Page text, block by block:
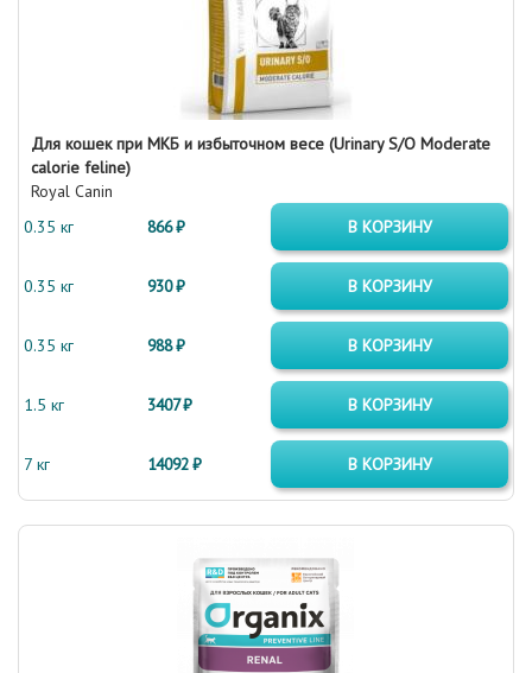
Для кошек при МКБ и избыточном весе (Urinary S/O Moderate
calorie feline)
Royal Canin
0.35 кг
866 ₽ В КОРЗИНУ
0.35 кг 930 ₽ В КОРЗИНУ
0.35 кг 988 ₽ В КОРЗИНУ
1.5 кг 3407 ₽ В КОРЗИНУ
7 кг 14092 ₽ В КОРЗИНУ